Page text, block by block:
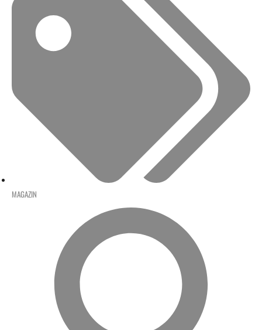
MAGAZIN